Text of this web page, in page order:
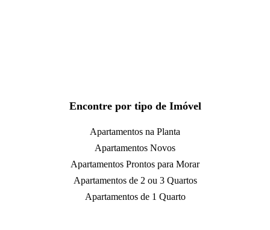
Encontre por tipo de Imóvel
Apartamentos na Planta
Apartamentos Novos
Apartamentos Prontos para Morar
Apartamentos de 2 ou 3 Quartos
Apartamentos de 1 Quarto